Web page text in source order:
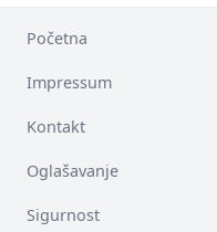
Početna
Impressum
Kontakt
Oglašavanje
Sigurnost